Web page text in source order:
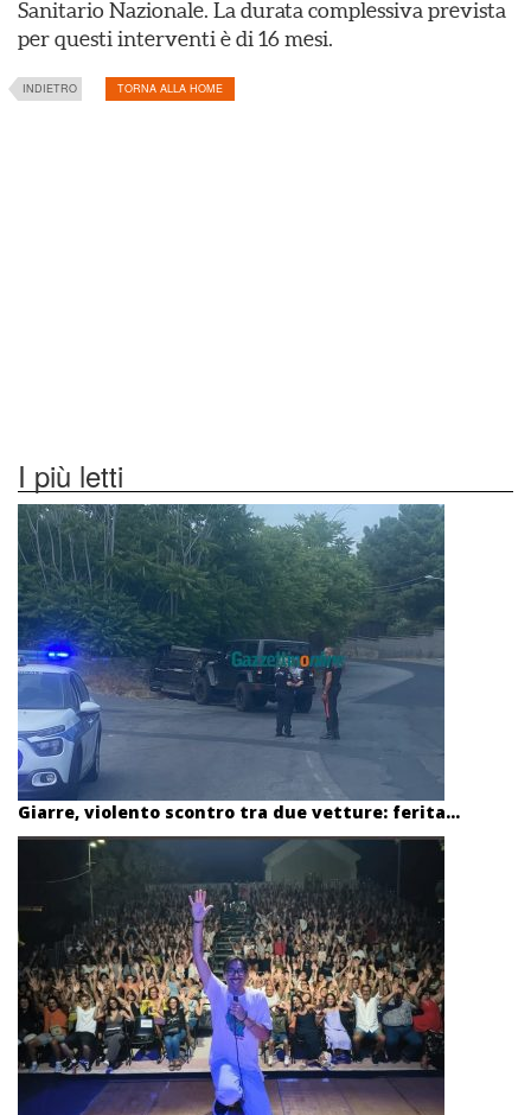
Sanitario Nazionale. La durata complessiva prevista
per questi interventi è di 16 mesi.
INDIETRO TORNA ALLA HOME
I più letti
Giarre, violento scontro tra due vetture: ferita...